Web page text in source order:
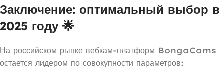
Заключение: оптимальный выбор в
2025 году 🌟
На российском рынке вебкам-платформ BongaCams
остается лидером по совокупности параметров: